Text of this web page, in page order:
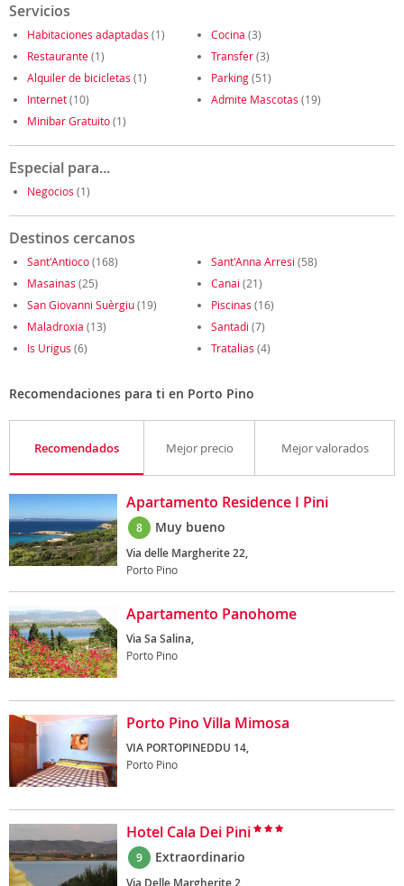
Servicios
Habitaciones adaptadas (1) Cocina (3)
Restaurante(1) Transfer(3)
Alquiler de bicicletas (1) Parking(51)
Internet(10) Admite Mascotas (19)
Minibar Gratuito(1)
Especial para...
Negocios (1)
Destinos cercanos
Sant'Antioco(168) Sant'Anna Arresi (58)
Masainas (25) Canai (21)
San Giovanni Suèrgiu(19) Piscinas (16)
Maladroxia (13) Santadi (7)
Is Urigus (6) Tratalias (4)
Recomendaciones para ti en Porto Pino
Recomendados Mejor precio Mejor valorados
Apartamento Residence I Pini
8 Muy bueno
Via delle Margherite 22,
Porto Pino
Apartamento Panohome
Via Sa Salina,
Porto Pino
Porto Pino Villa Mimosa
VIA PORTOPINEDDU 14,
Porto Pino
Hotel Cala Dei Pini
9 Extraordinario
Via Delle Margherite 2,